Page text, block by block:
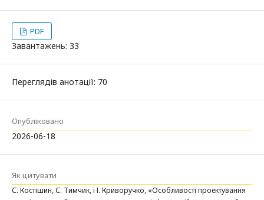
PDF
Завантажень: 33
Переглядів анотації: 70
Опубліковано
2026-06-18
Як цитувати
С. Костішин, С. Тимчик, і І. Криворучко, «Особливості проектування